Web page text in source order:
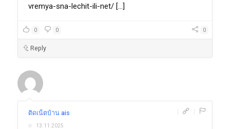
vremya-sna-lechit-ili-net/ [...]
0 0 0
Reply
ติดเน็ตบ้าน ais
13.11.2025